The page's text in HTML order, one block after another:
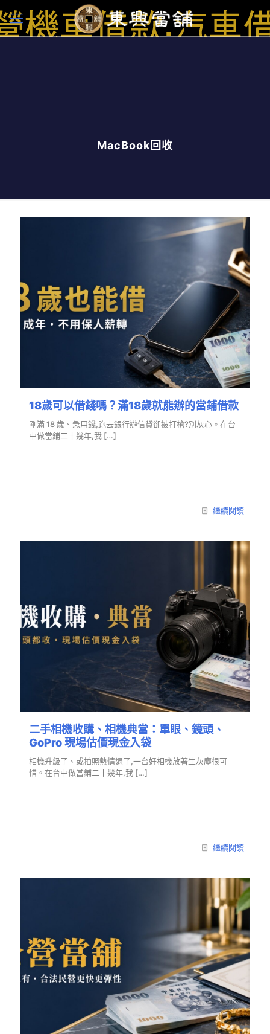
MacBook回收
18歲可以借錢嗎？滿18歲就能辦的當鋪借款
剛滿 18 歲、急用錢,跑去銀行辦信貸卻被打槍?別灰心。在台
中做當鋪二十幾年,我 […]
繼續閱讀
二手相機收購、相機典當：單眼、鏡頭、
GoPro 現場估價現金入袋
相機升級了、或拍照熱情退了,一台好相機放著生灰塵很可
惜。在台中做當鋪二十幾年,我 […]
繼續閱讀